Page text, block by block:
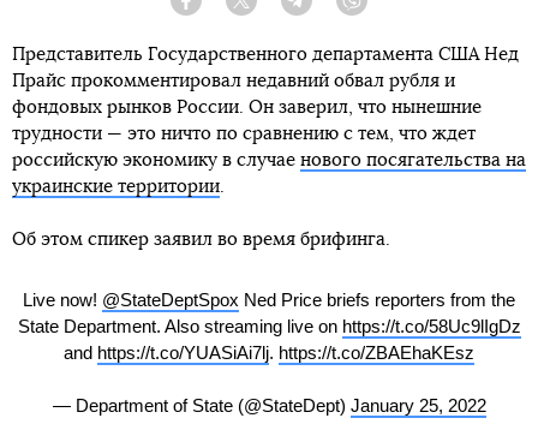
Facebook Twitter Telegram
Представитель Государственного департамента США Нед
Прайс прокомментировал недавний обвал рубля и
фондовых рынков России. Он заверил, что нынешние
трудности — это ничто по сравнению с тем, что ждет
российскую экономику в случае нового посягательства на
украинские территории.
Об этом спикер заявил во время брифинга.
Live now! @StateDeptSpox Ned Price briefs reporters from the
State Department. Also streaming live on https://t.co/58Uc9lIgDz
and https://t.co/YUASiAi7lj. https://t.co/ZBAEhaKEsz
— Department of State (@StateDept) January 25, 2022